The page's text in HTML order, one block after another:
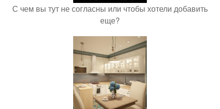
С чем вы тут не согласны или чтобы хотели добавить
еще?